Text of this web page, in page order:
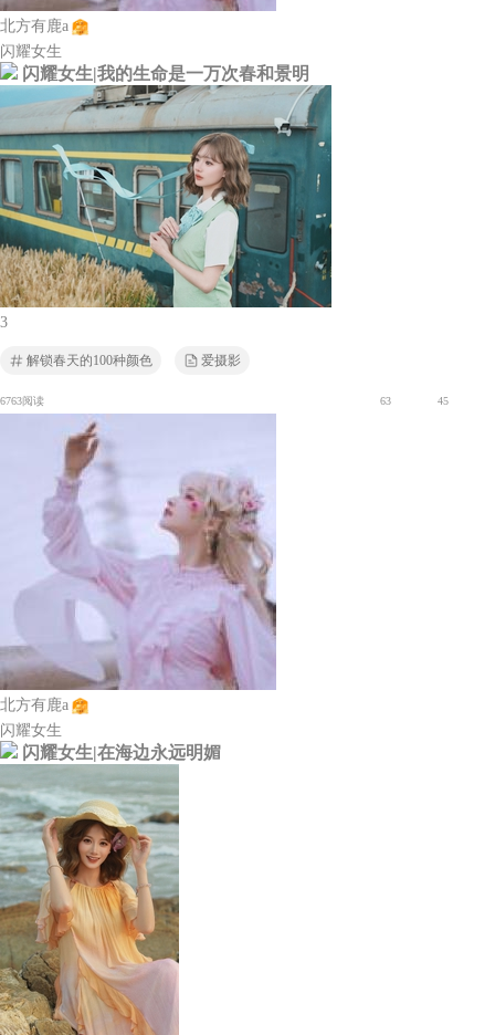
北方有鹿a
闪耀女生
闪耀女生|我的生命是一万次春和景明
3
解锁春天的100种颜色 爱摄影
6763阅读 63 45
北方有鹿a
闪耀女生
闪耀女生|在海边永远明媚